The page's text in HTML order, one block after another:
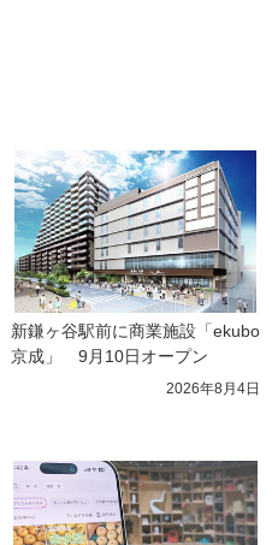
新鎌ヶ谷駅前に商業施設「ekubo
京成」　9月10日オープン
2026年8月4日